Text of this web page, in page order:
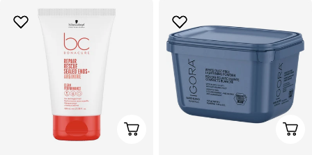
Scegli Le Opzioni